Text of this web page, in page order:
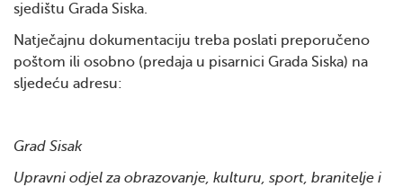
sjedištu Grada Siska.
Natječajnu dokumentaciju treba poslati preporučeno
poštom ili osobno (predaja u pisarnici Grada Siska) na
sljedeću adresu:
Grad Sisak
Upravni odjel za obrazovanje, kulturu, sport, branitelje i